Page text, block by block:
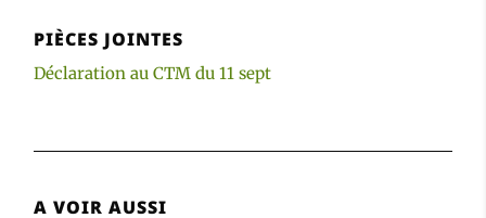
PIÈCES JOINTES
Déclaration au CTM du 11 sept
A VOIR AUSSI